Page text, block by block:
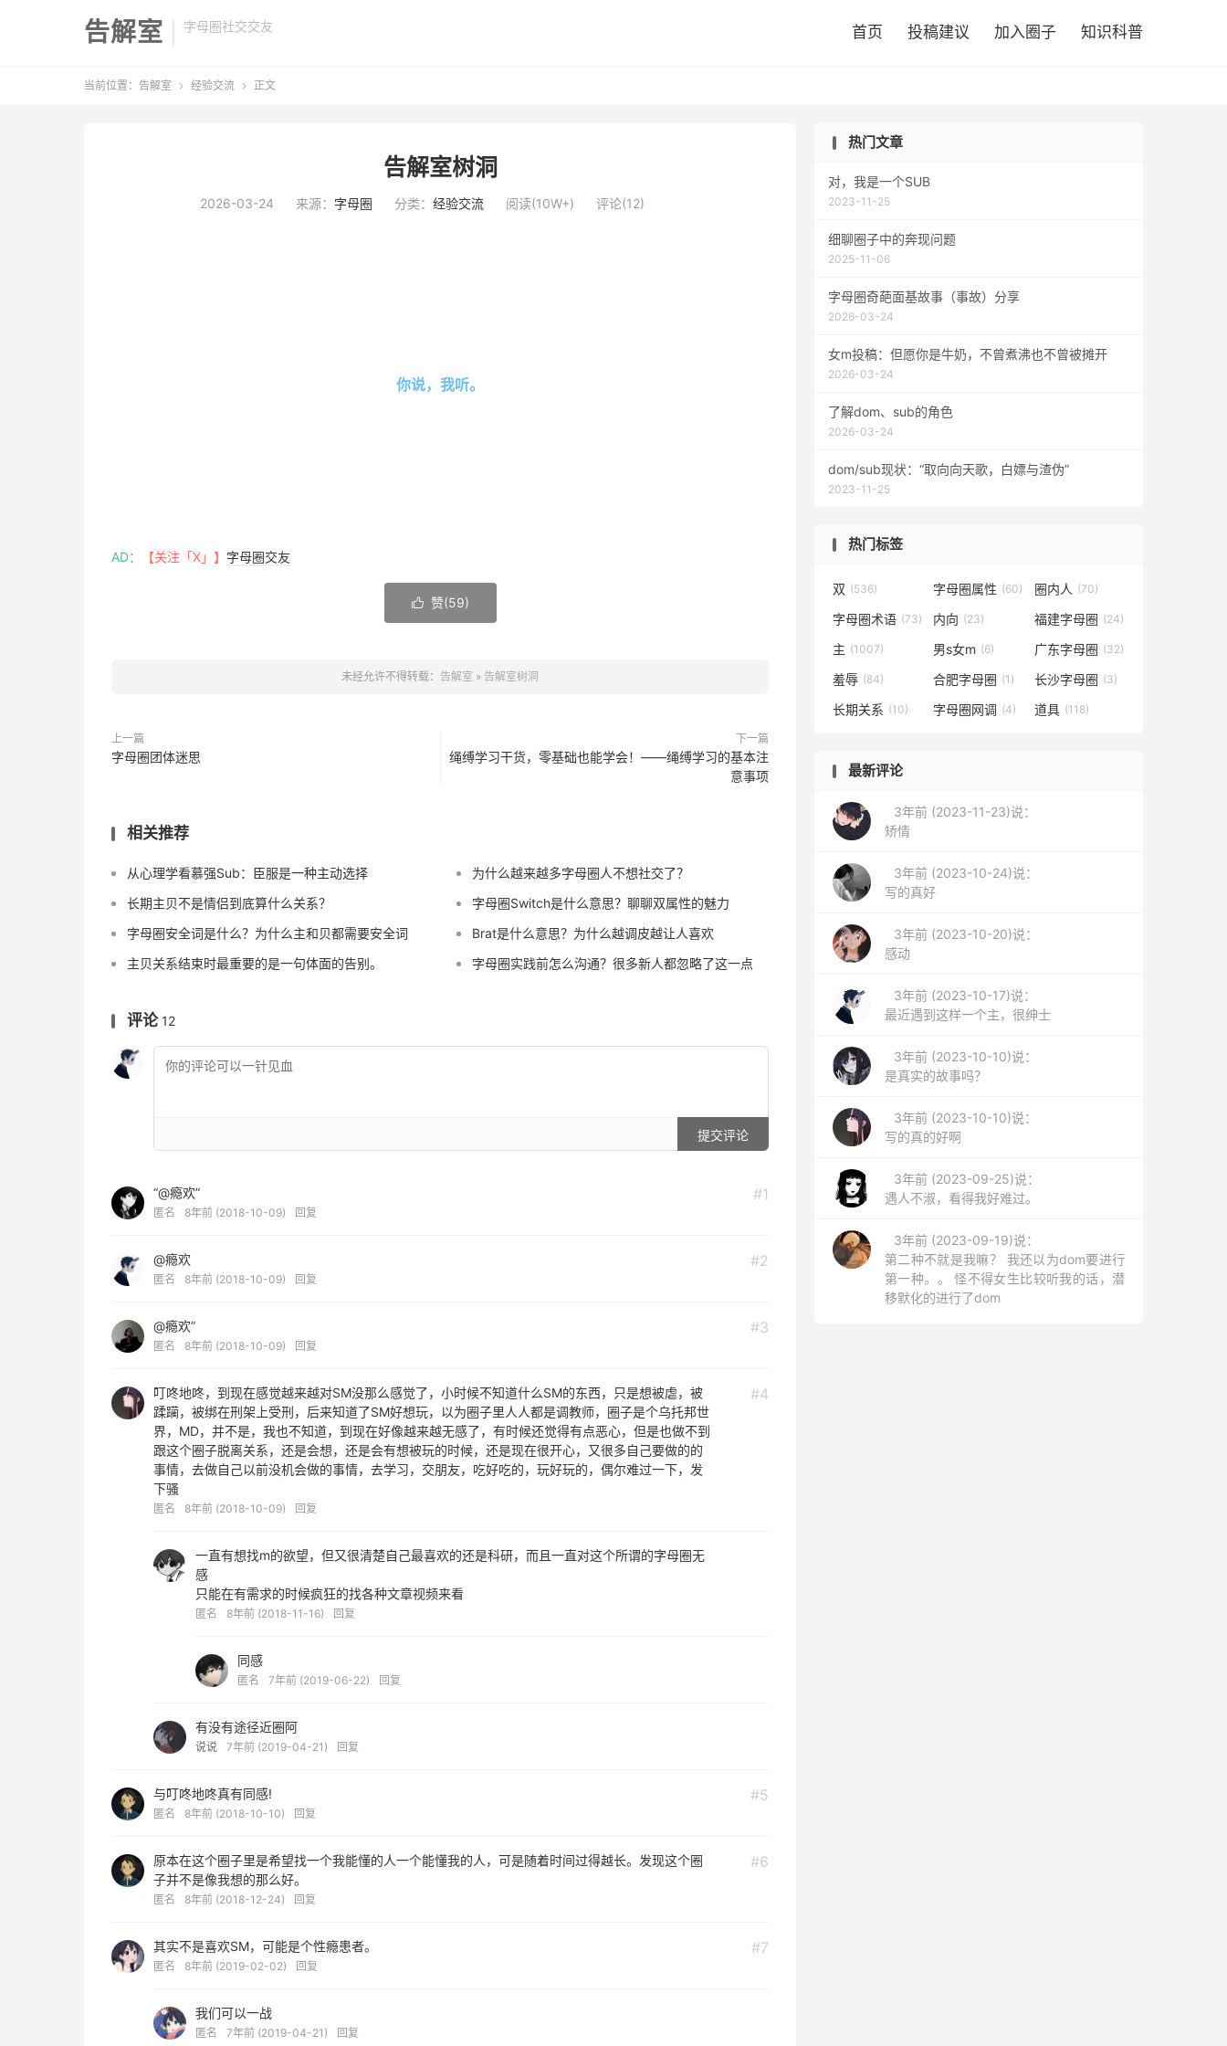
告解室 字母圈社交交友 首页 投稿建议 加入圈子 知识科普
当前位置： 告解室  经验交流  正文
告解室树洞
2026-03-24 来源： 字母圈 分类： 经验交流 阅读(10W+) 评论(12)
你说，我听。
AD： 【关注「X」】 字母圈交友
 赞(59)
未经允许不得转载： 告解室 » 告解室树洞
上一篇
字母圈团体迷思
下一篇
绳缚学习干货，零基础也能学会！——绳缚学习的基本注
意事项
相关推荐
从心理学看慕强Sub：臣服是一种主动选择
为什么越来越多字母圈人不想社交了？
长期主贝不是情侣到底算什么关系？
字母圈Switch是什么意思？聊聊双属性的魅力
字母圈安全词是什么？为什么主和贝都需要安全词
Brat是什么意思？为什么越调皮越让人喜欢
主贝关系结束时最重要的是一句体面的告别。
字母圈实践前怎么沟通？很多新人都忽略了这一点
评论 12
提交评论
#1
“@瘾欢”
匿名 8年前 (2018-10-09) 回复
#2
@瘾欢
匿名 8年前 (2018-10-09) 回复
#3
@瘾欢”
匿名 8年前 (2018-10-09) 回复
#4
叮咚地咚，到现在感觉越来越对SM没那么感觉了，小时候不知道什么SM的东西，只是想被虐，被
蹂躏，被绑在刑架上受刑，后来知道了SM好想玩，以为圈子里人人都是调教师，圈子是个乌托邦世
界，MD，并不是，我也不知道，到现在好像越来越无感了，有时候还觉得有点恶心，但是也做不到
跟这个圈子脱离关系，还是会想，还是会有想被玩的时候，还是现在很开心，又很多自己要做的的
事情，去做自己以前没机会做的事情，去学习，交朋友，吃好吃的，玩好玩的，偶尔难过一下，发
下骚
匿名 8年前 (2018-10-09) 回复
一直有想找m的欲望，但又很清楚自己最喜欢的还是科研，而且一直对这个所谓的字母圈无
感
只能在有需求的时候疯狂的找各种文章视频来看
匿名 8年前 (2018-11-16) 回复
同感
匿名 7年前 (2019-06-22) 回复
有没有途径近圈阿
说说 7年前 (2019-04-21) 回复
#5
与叮咚地咚真有同感!
匿名 8年前 (2018-10-10) 回复
#6
原本在这个圈子里是希望找一个我能懂的人一个能懂我的人，可是随着时间过得越长。发现这个圈
子并不是像我想的那么好。
匿名 8年前 (2018-12-24) 回复
#7
其实不是喜欢SM，可能是个性瘾患者。
匿名 8年前 (2019-02-02) 回复
我们可以一战
匿名 7年前 (2019-04-21) 回复
热门文章
对，我是一个SUB
2023-11-25
细聊圈子中的奔现问题
2025-11-06
字母圈奇葩面基故事（事故）分享
2026-03-24
女m投稿：但愿你是牛奶，不曾煮沸也不曾被摊开
2026-03-24
了解dom、sub的角色
2026-03-24
dom/sub现状：“取向向天歌，白嫖与渣伪”
2023-11-25
热门标签
双 (536) 字母圈属性 (60) 圈内人 (70)
字母圈术语 (73) 内向 (23) 福建字母圈 (24)
主 (1007) 男s女m (6) 广东字母圈 (32)
羞辱 (84) 合肥字母圈 (1) 长沙字母圈 (3)
长期关系 (10) 字母圈网调 (4) 道具 (118)
最新评论
3年前 (2023-11-23)说：
矫情
3年前 (2023-10-24)说：
写的真好
3年前 (2023-10-20)说：
感动
3年前 (2023-10-17)说：
最近遇到这样一个主，很绅士
3年前 (2023-10-10)说：
是真实的故事吗？
3年前 (2023-10-10)说：
写的真的好啊
3年前 (2023-09-25)说：
遇人不淑，看得我好难过。
3年前 (2023-09-19)说：
第二种不就是我嘛？ 我还以为dom要进行
第一种。。 怪不得女生比较听我的话，潜
移默化的进行了dom